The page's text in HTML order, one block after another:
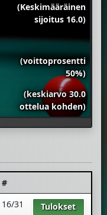
(Keskimääräinen
sijoitus 16.0)
(voittoprosentti
50%)
(keskiarvo 30.0
ottelua kohden)
#
16/31 Tulokset